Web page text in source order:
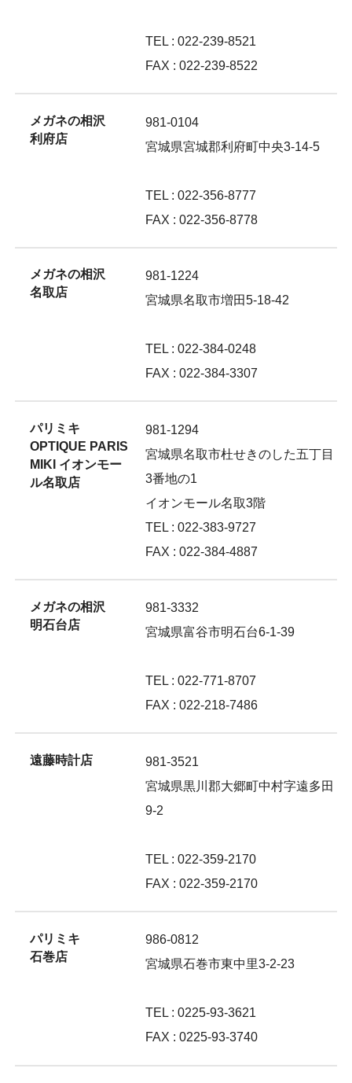
TEL : 022-239-8521
FAX : 022-239-8522
メガネの相沢
利府店
981-0104
宮城県宮城郡利府町中央3-14-5
TEL : 022-356-8777
FAX : 022-356-8778
メガネの相沢
名取店
981-1224
宮城県名取市増田5-18-42
TEL : 022-384-0248
FAX : 022-384-3307
パリミキ
OPTIQUE PARIS
MIKI イオンモー
ル名取店
981-1294
宮城県名取市杜せきのした五丁目
3番地の1
イオンモール名取3階
TEL : 022-383-9727
FAX : 022-384-4887
メガネの相沢
明石台店
981-3332
宮城県富谷市明石台6-1-39
TEL : 022-771-8707
FAX : 022-218-7486
遠藤時計店
981-3521
宮城県黒川郡大郷町中村字遠多田
9-2
TEL : 022-359-2170
FAX : 022-359-2170
パリミキ
石巻店
986-0812
宮城県石巻市東中里3-2-23
TEL : 0225-93-3621
FAX : 0225-93-3740